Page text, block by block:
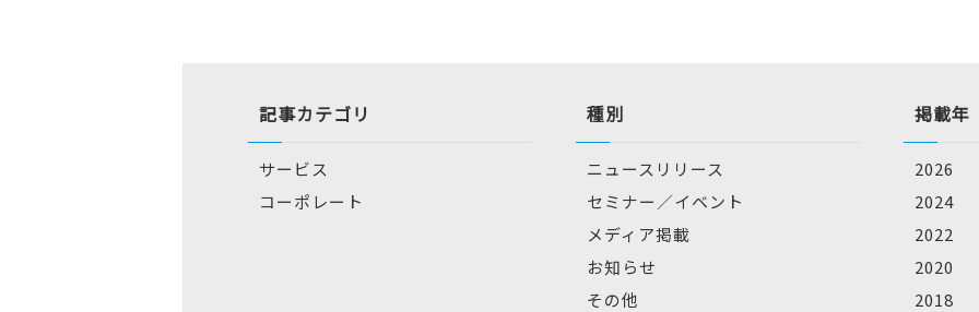
記事カテゴリ
サービス
コーポレート
種別
ニュースリリース
セミナー／イベント
メディア掲載
お知らせ
その他
掲載年
2026
2024
2022
2020
2018